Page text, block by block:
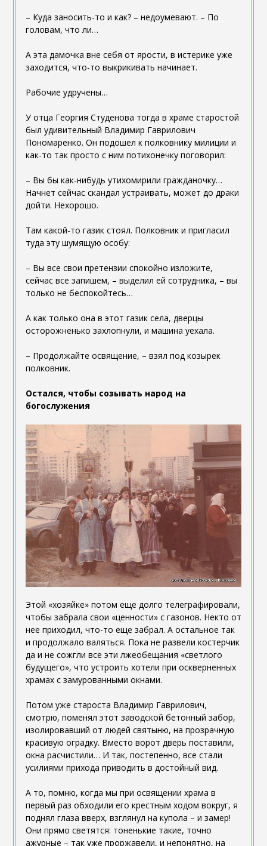
– Куда заносить-то и как? – недоумевают. – По
головам, что ли…
А эта дамочка вне себя от ярости, в истерике уже
заходится, что-то выкрикивать начинает.
Рабочие удручены…
У отца Георгия Студенова тогда в храме старостой
был удивительный Владимир Гаврилович
Пономаренко. Он подошел к полковнику милиции и
как-то так просто с ним потихонечку поговорил:
– Вы бы как-нибудь утихомирили гражданочку…
Начнет сейчас скандал устраивать, может до драки
дойти. Нехорошо.
Там какой-то газик стоял. Полковник и пригласил
туда эту шумящую особу:
– Вы все свои претензии спокойно изложите,
сейчас все запишем, – выделил ей сотрудника, – вы
только не беспокойтесь…
А как только она в этот газик села, дверцы
осторожненько захлопнули, и машина уехала.
– Продолжайте освящение, – взял под козырек
полковник.
Остался, чтобы созывать народ на
богослужения
Этой «хозяйке» потом еще долго телеграфировали,
чтобы забрала свои «ценности» с газонов. Некто от
нее приходил, что-то еще забрал. А остальное так
и продолжало валяться. Пока не развели костерчик
да и не сожгли все эти лжеобещания «светлого
будущего», что устроить хотели при оскверненных
храмах с замурованными окнами.
Потом уже староста Владимир Гаврилович,
смотрю, поменял этот заводской бетонный забор,
изолировавший от людей святыню, на прозрачную
красивую оградку. Вместо ворот дверь поставили,
окна расчистили… И так, постепенно, все стали
усилиями прихода приводить в достойный вид.
А то, помню, когда мы при освящении храма в
первый раз обходили его крестным ходом вокруг, я
поднял глаза вверх, взглянул на купола – и замер!
Они прямо светятся: тоненькие такие, точно
ажурные – так уже проржавели, и непонятно, на